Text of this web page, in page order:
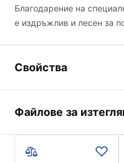
Благодарение на
е издръжлив и лесен за
Свойства
Начин на монтаж
Цвят
Вид на чучура
Файлове за
Инструкции за